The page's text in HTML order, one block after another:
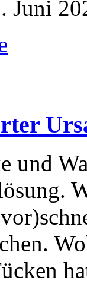
Juni
und